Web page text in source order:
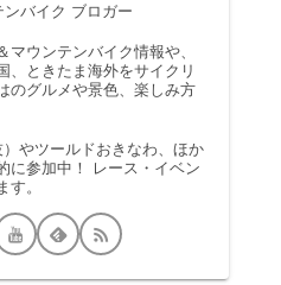
バイク ブロガー
ウンテンバイク情報や、
、ときたま海外をサイクリ
のグルメや景色、楽しみ方
やツールドおきなわ、ほか
に参加中！ レース・イベン
す。